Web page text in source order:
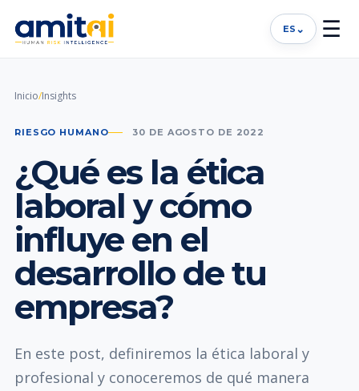
ES ⌄ ☰
Inicio/Insights
RIESGO HUMANO 30 DE AGOSTO DE 2022
¿Qué es la ética
laboral y cómo
influye en el
desarrollo de tu
empresa?
En este post, definiremos la ética laboral y
profesional y conoceremos de qué manera